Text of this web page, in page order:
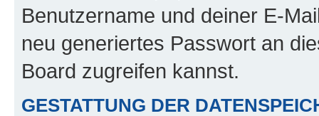
Benutzername und deiner E-
neu generiertes Passwort an
Board zugreifen kannst.
GESTATTUNG DER